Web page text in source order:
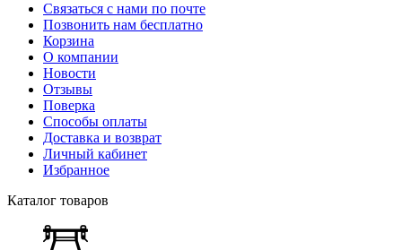
Связаться с нами по почте
Позвонить нам бесплатно
Корзина
О компании
Новости
Отзывы
Поверка
Способы оплаты
Доставка и возврат
Личный кабинет
Избранное
Каталог товаров